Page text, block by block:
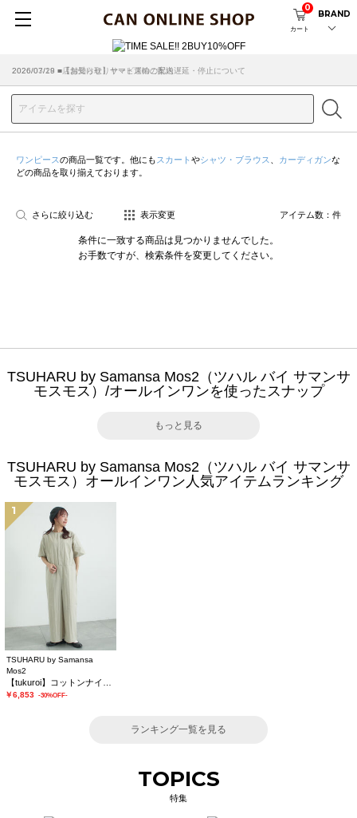
カート
0
BRAND
2026/07/29 ■【お知らせ】ヤマト運輸の配送遅延・停止について
2026/03/18 ■店舗受け取りサービスのご案内
ワンピースの商品一覧です。他にも スカート やシャツ・ブラウス カーディガンな
どの商品を取り揃えております。
さらに絞り込む 表示変更 アイテム数： 件
条件に一致する商品は見つかりませんでした。
お手数ですが、検索条件を変更してください。
TSUHARU by Samansa Mos2（ツハル バイ サマンサ
モスモス）/オールインワンを使ったスナップ
もっと見る
TSUHARU by Samansa Mos2（ツハル バイ サマンサ
モスモス）オールインワン人気アイテムランキング
1
TSUHARU by Samansa
Mos2
￥6,853 -30%OFF-
ランキング一覧を見る
TOPICS
特集